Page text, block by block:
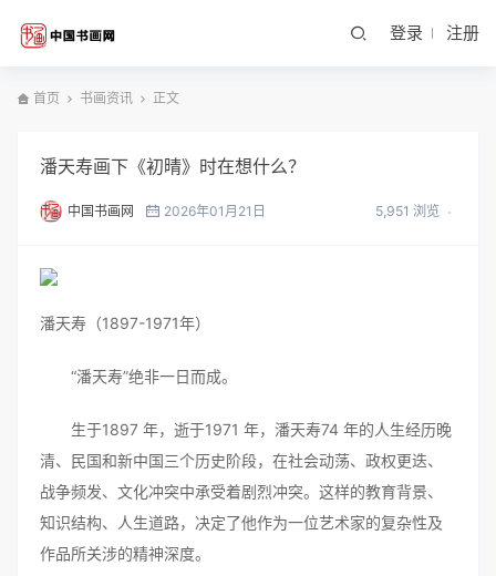
登录 注册
首页 书画资讯 正文
潘天寿画下《初晴》时在想什么？
中国书画网 2026年01月21日 5,951 浏览
潘天寿（1897-1971年）
“潘天寿”绝非一日而成。
生于1897 年，逝于1971 年，潘天寿74 年的人生经历晚
清、民国和新中国三个历史阶段，在社会动荡、政权更迭、
战争频发、文化冲突中承受着剧烈冲突。这样的教育背景、
知识结构、人生道路，决定了他作为一位艺术家的复杂性及
作品所关涉的精神深度。